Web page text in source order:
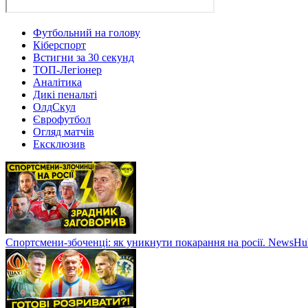
Футбольний на голову
Кіберспорт
Встигни за 30 секунд
ТОП-Легіонер
Аналітика
Дикі пенальті
ОлдСкул
Єврофутбол
Огляд матчів
Ексклюзив
Спортсмени-збоченці: як уникнути покарання на росії.